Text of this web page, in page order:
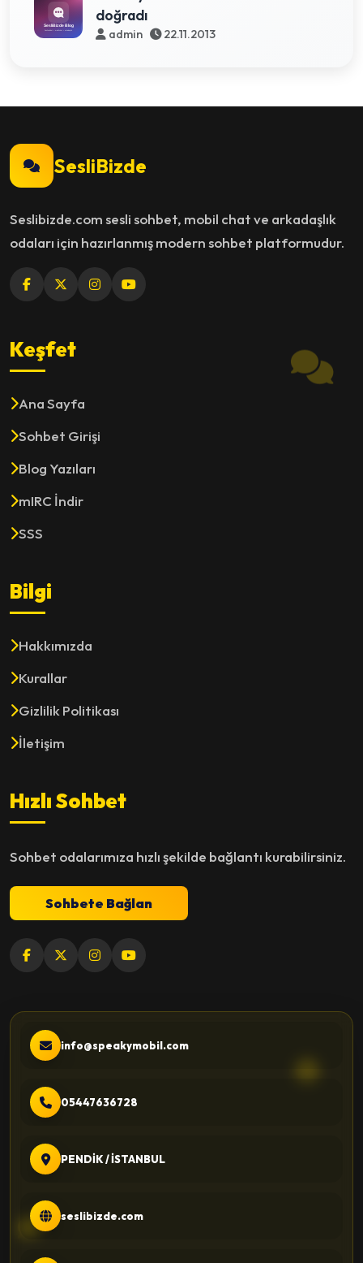
doğradı
admin 22.11.2013
SesliBizde
Seslibizde.com sesli sohbet, mobil chat ve arkadaşlık
odaları için hazırlanmış modern sohbet platformudur.
Keşfet
Ana Sayfa
Sohbet Girişi
Blog Yazıları
mIRC İndir
SSS
Bilgi
Hakkımızda
Kurallar
Gizlilik Politikası
İletişim
Hızlı Sohbet
Sohbet odalarımıza hızlı şekilde bağlantı kurabilirsiniz.
Sohbete Bağlan
info@speakymobil.com
05447636728
PENDİK / İSTANBUL
seslibizde.com